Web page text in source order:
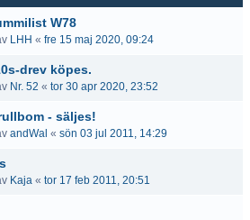
W78
LHH « fre 15 maj 2020, 09:24
drev köpes.
Nr. 52 « tor 30 apr 2020, 23:52
- säljes!
andWal « sön 03 jul 2011, 14:29
Kaja « tor 17 feb 2011, 20:51